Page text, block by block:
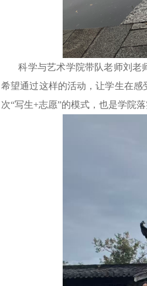
科学与艺术学院带队老师刘老
希望通过这样的活动，让学生在
次“写生+志愿”的模式，也是学院